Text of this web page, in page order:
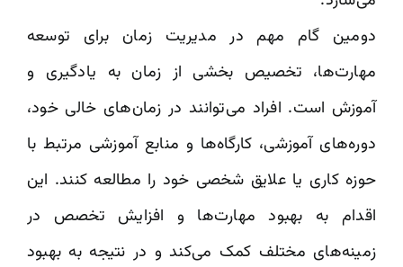
دومین گام مهم در مدیریت زمان برای توسعه
مهارت‌ها، تخصیص بخشی از زمان به یادگیری و
آموزش است. افراد می‌توانند در زمان‌های خالی خود،
دوره‌های آموزشی، کارگاه‌ها و منابع آموزشی مرتبط با
حوزه کاری یا علایق شخصی خود را مطالعه کنند. این
اقدام به بهبود مهارت‌ها و افزایش تخصص در
زمینه‌های مختلف کمک می‌کند و در نتیجه به بهبود